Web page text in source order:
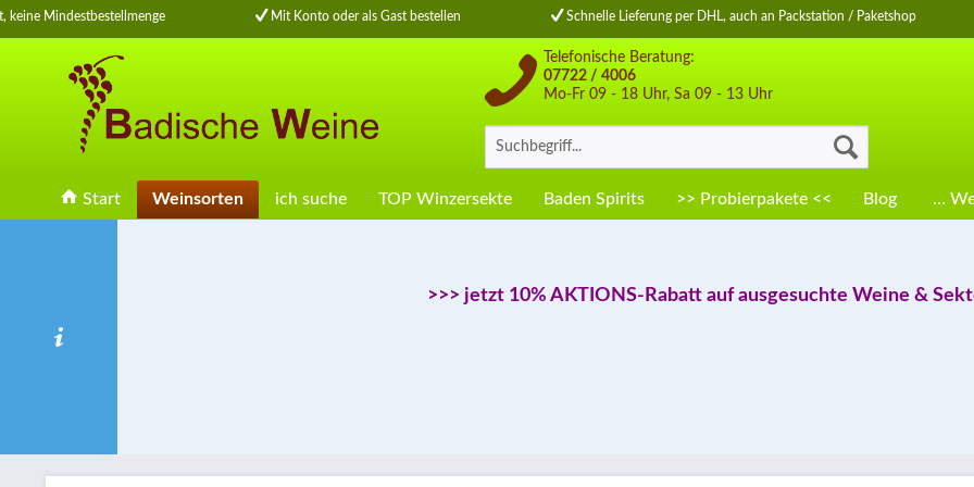
Mindestbestellmenge Mit Konto oder als Gast bestellen Schnelle Lieferung per DHL, auch an Packstation / Paketshop
Telefonische Beratung:
07722 / 4006
Mo-Fr 09 - 18 Uhr, Sa 09 - 13 Uhr
Start Weinsorten ich suche TOP Winzersekte Baden Spirits >> Probierpakete << Blog …
>>> jetzt 10% AKTIONS-Rabatt auf ausgesuchte Weine &